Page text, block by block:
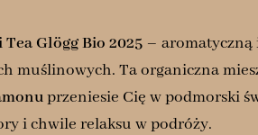
Tea Glögg Bio 2025 –
muślinowych. Ta organiczna
przeniesie Cię w podmorski
i chwile relaksu w podróży.